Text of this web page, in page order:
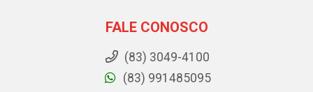
FALE CONOSCO
(83) 3049-4100
(83) 991485095